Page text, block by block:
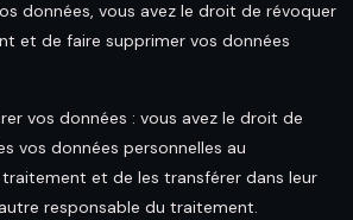
données, vous avez le droit de révoquer
et de faire supprimer vos données
vos données : vous avez le droit de
vos données personnelles au
et de les transférer dans leur
responsable du traitement.